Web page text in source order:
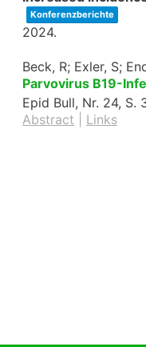
Konferenzberichte
2024.
Beck, R; Exler, S;
Parvovirus B19-
Epid Bull, Nr. 24, S.
Abstract
Links